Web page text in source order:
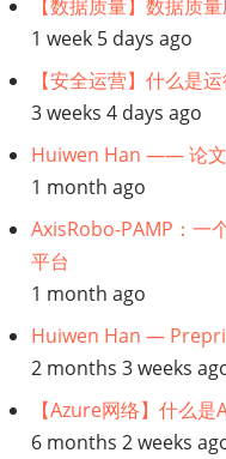
【数据质量】数据质
1 week 5 days ago
【安全运营】什么是
3 weeks 4 days ago
Huiwen Han —— 论文
1 month ago
AxisRobo-PAMP：一
平台
1 month ago
Huiwen Han —
2 months 3 weeks
【Azure网络】什么
6 months 2 weeks